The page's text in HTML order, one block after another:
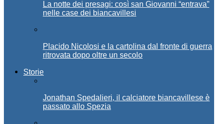
La notte dei presagi: così san Giovanni “entrava”
nelle case dei biancavillesi
Placido Nicolosi e la cartolina dal fronte di guerra
ritrovata dopo oltre un secolo
Storie
Jonathan Spedalieri, il calciatore biancavillese è
passato allo Spezia